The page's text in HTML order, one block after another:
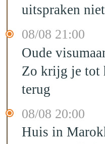
uitspraken
08/08 21:00
Oude
Zo krijg je tot
terug
08/08 20:00
Huis in